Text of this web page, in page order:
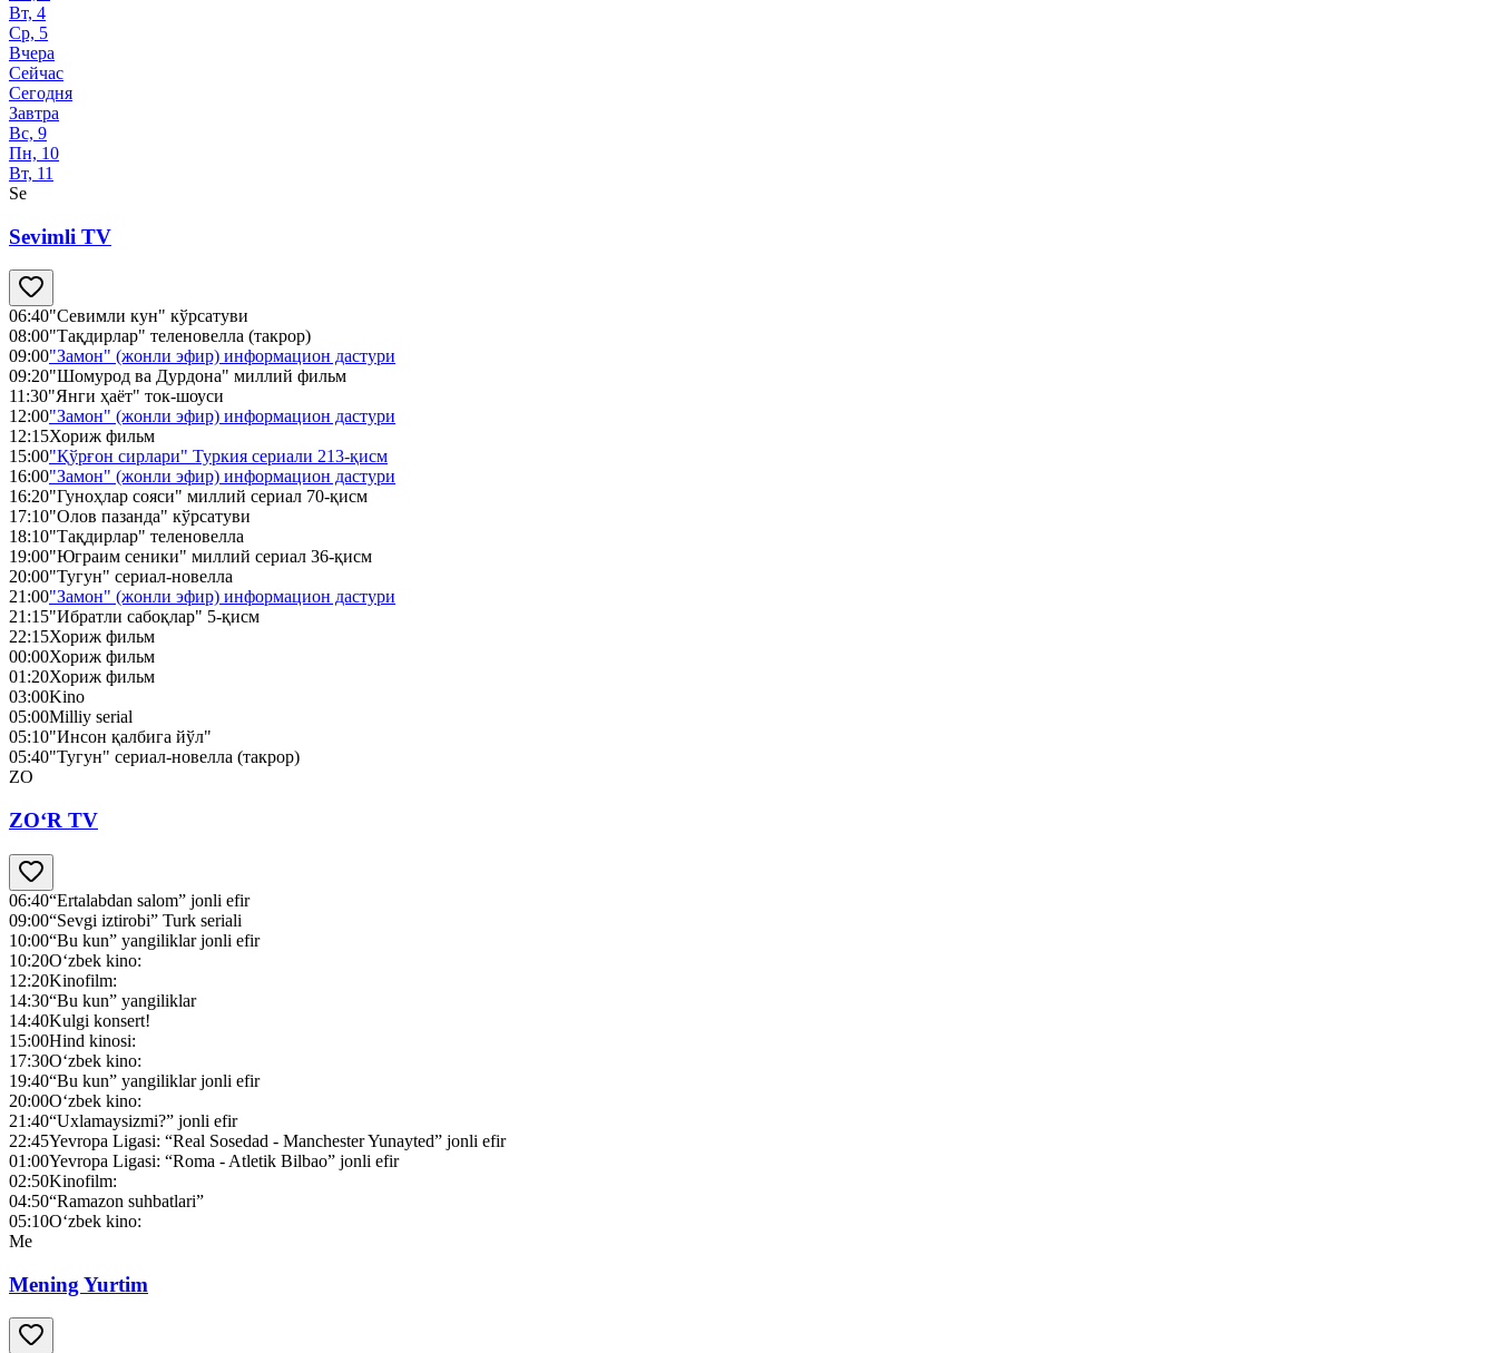
Вт, 4
Ср, 5
Вчера
Сейчас
Сегодня
Завтра
Вс, 9
Пн, 10
Вт, 11
Se
Sevimli TV
06:40"Севимли кун" кўрсатуви
08:00"Тақдирлар" теленовелла (такрор)
09:00"Замон" (жонли эфир) информацион дастури
09:20"Шомурод ва Дурдона" миллий фильм
11:30"Янги ҳаёт" ток-шоуси
12:00"Замон" (жонли эфир) информацион дастури
12:15Хориж фильм
15:00"Қўрғон сирлари" Туркия сериали 213-қисм
16:00"Замон" (жонли эфир) информацион дастури
16:20"Гуноҳлар сояси" миллий сериал 70-қисм
17:10"Олов пазанда" кўрсатуви
18:10"Тақдирлар" теленовелла
19:00"Юграим сеники" миллий сериал 36-қисм
20:00"Тугун" сериал-новелла
21:00"Замон" (жонли эфир) информацион дастури
21:15"Ибратли сабоқлар" 5-қисм
22:15Хориж фильм
00:00Хориж фильм
01:20Хориж фильм
03:00Kino
05:00Milliy serial
05:10"Инсон қалбига йўл"
05:40"Тугун" сериал-новелла (такрор)
ZO
ZO‘R TV
06:40“Ertalabdan salom” jonli efir
09:00“Sevgi iztirobi” Turk seriali
10:00“Bu kun” yangiliklar jonli efir
10:20O‘zbek kino:
12:20Kinofilm:
14:30“Bu kun” yangiliklar
14:40Kulgi konsert!
15:00Hind kinosi:
17:30O‘zbek kino:
19:40“Bu kun” yangiliklar jonli efir
20:00O‘zbek kino:
21:40“Uxlamaysizmi?” jonli efir
22:45Yevropa Ligasi: “Real Sosedad - Manchester Yunayted” jonli efir
01:00Yevropa Ligasi: “Roma - Atletik Bilbao” jonli efir
02:50Kinofilm:
04:50“Ramazon suhbatlari”
05:10O‘zbek kino:
Me
Mening Yurtim